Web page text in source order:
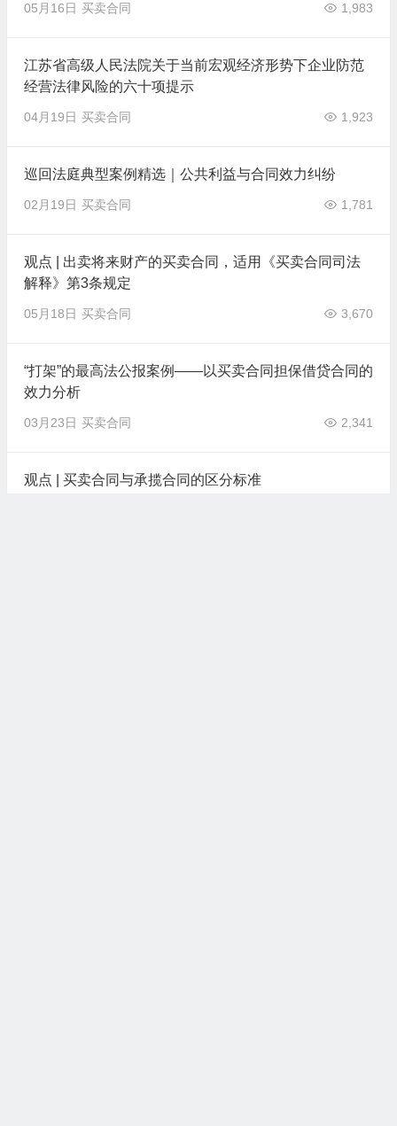
05月16日 买卖合同 1,983
江苏省高级人民法院关于当前宏观经济形势下企业防范
经营法律风险的六十项提示
04月19日 买卖合同 1,923
巡回法庭典型案例精选｜公共利益与合同效力纠纷
02月19日 买卖合同 1,781
观点 | 出卖将来财产的买卖合同，适用《买卖合同司法
解释》第3条规定
05月18日 买卖合同 3,670
“打架”的最高法公报案例——以买卖合同担保借贷合同的
效力分析
03月23日 买卖合同 2,341
观点 | 买卖合同与承揽合同的区分标准